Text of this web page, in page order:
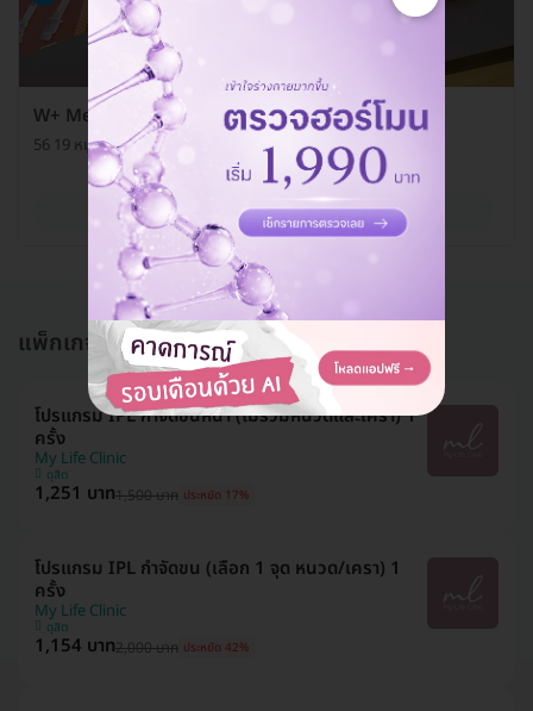
W+ Medic
56 19 หมู่ 15 บางรักพัฒนา อ. บางบัวทอง จ. นนทบุรี 11110
ดูรายละเอียด
แพ็กเกจอื่นใน กำจัดขนหน้า
โปรแกรม IPL กำจัดขนหน้า (ไม่รวมหนวดและเครา) 1
ครั้ง
My Life Clinic
ดุสิต
1,251 บาท1,500 บาท ประหยัด 17%
โปรแกรม IPL กำจัดขน (เลือก 1 จุด หนวด/เครา) 1
ครั้ง
My Life Clinic
ดุสิต
1,154 บาท2,000 บาท ประหยัด 42%